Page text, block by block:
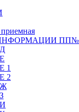
1
2
Ж